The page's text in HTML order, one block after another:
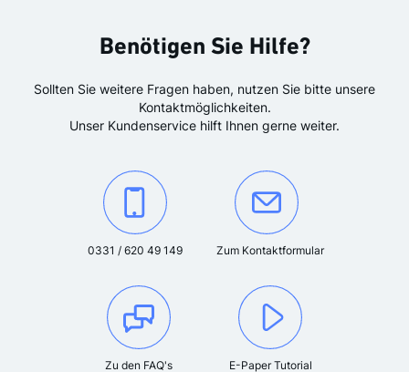
Benötigen Sie Hilfe?
Sollten Sie weitere Fragen haben, nutzen Sie bitte unsere
Kontaktmöglichkeiten.
Unser Kundenservice hilft Ihnen gerne weiter.
Kontaktieren Sie uns unter der Telefonnummer:
0331 / 620 49 149 Oder kontaktieren Sie uns über das
Zum Kontaktformular
Zu den FAQ's E-Paper Tutorial